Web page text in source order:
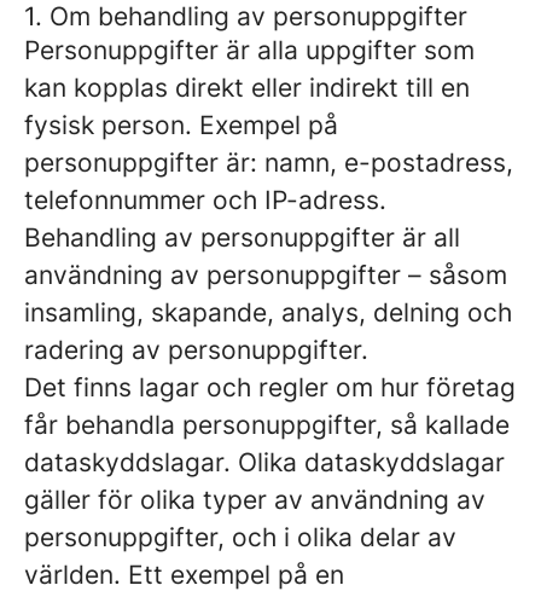
1. Om behandling av personuppgifter
Personuppgifter är alla uppgifter som
kan kopplas direkt eller indirekt till en
fysisk person. Exempel på
personuppgifter är: namn, e-postadress,
telefonnummer och IP-adress.
Behandling av personuppgifter är all
användning av personuppgifter – såsom
insamling, skapande, analys, delning och
radering av personuppgifter.
Det finns lagar och regler om hur företag
får behandla personuppgifter, så kallade
dataskyddslagar. Olika dataskyddslagar
gäller för olika typer av användning av
personuppgifter, och i olika delar av
världen. Ett exempel på en